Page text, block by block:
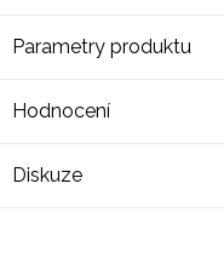
Parametry produktu
Hodnocení
Diskuze